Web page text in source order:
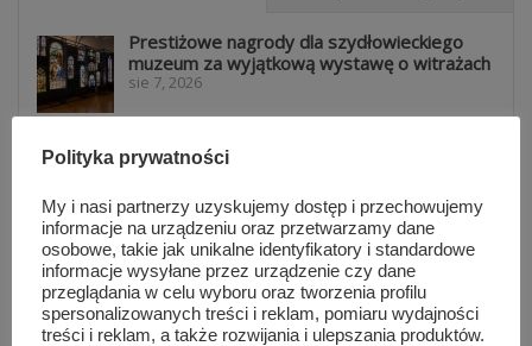
Prestiżowe nagrody dla szydłowieckiego
muzeum za wyjątkową wystawę o witrażach
sie 7, 2026
Pokazy hutnicze, zabytkowe auta i koncert
sie 5, 2026
Warsztaty taneczne i koncert Blanki. Tłumy
na MAZOPikniku w Orońsku
sie 5, 2026
Polityka prywatności
My i nasi partnerzy uzyskujemy dostęp i przechowujemy
informacje na urządzeniu oraz przetwarzamy dane
osobowe, takie jak unikalne identyfikatory i standardowe
informacje wysyłane przez urządzenie czy dane
przeglądania w celu wyboru oraz tworzenia profilu
spersonalizowanych treści i reklam, pomiaru wydajności
treści i reklam, a także rozwijania i ulepszania produktów.